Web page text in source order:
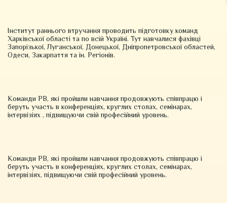
Інститут раннього втручання проводить підготовку команд
Харківської області та по всій Україні. Тут навчалися фахівці
Запорізької, Луганської, Донецької, Дніпропетровської областей,
Одеси, Закарпаття та ін. Регіонів.
Команди РВ, які пройшли навчання продовжують співпрацю і
беруть участь в конференціях, круглих столах, семінарах,
інтервізіях , підвищуючи свій професійний уровень.
Команди РВ, які пройшли навчання продовжують співпрацю і
беруть участь в конференціях, круглих столах, семінарах,
інтервізіях, підвищуючи свій професійний уровень.